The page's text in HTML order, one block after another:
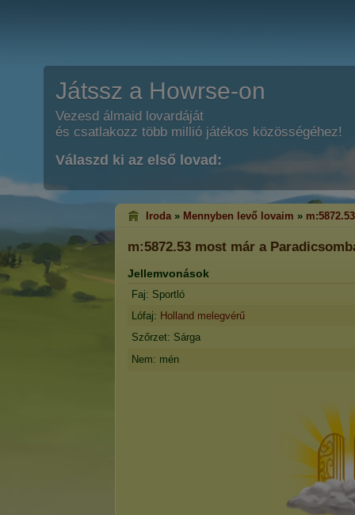
Játssz a Howrse-on
Vezesd álmaid lovardáját
és csatlakozz több millió játékos közösségéhez!
Válaszd ki az első lovad:
Iroda» Mennyben levő lovaim » m:5872.53
m:5872.53 most már a
Jellemvonások
Faj: Sportló
Lófaj: Holland melegvérű
Szőrzet: Sárga
Nem: mén